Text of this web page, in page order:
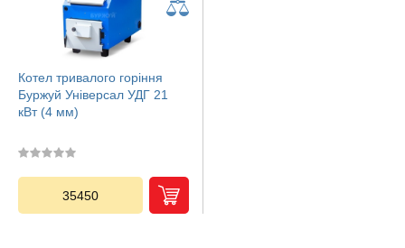
Котел тривалого горіння
Буржуй Універсал УДГ 21
кВт (4 мм)
35450